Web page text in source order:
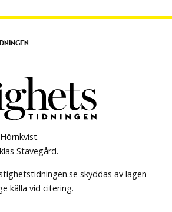
Stavegård.
skyddas av lagen
källa vid citering.